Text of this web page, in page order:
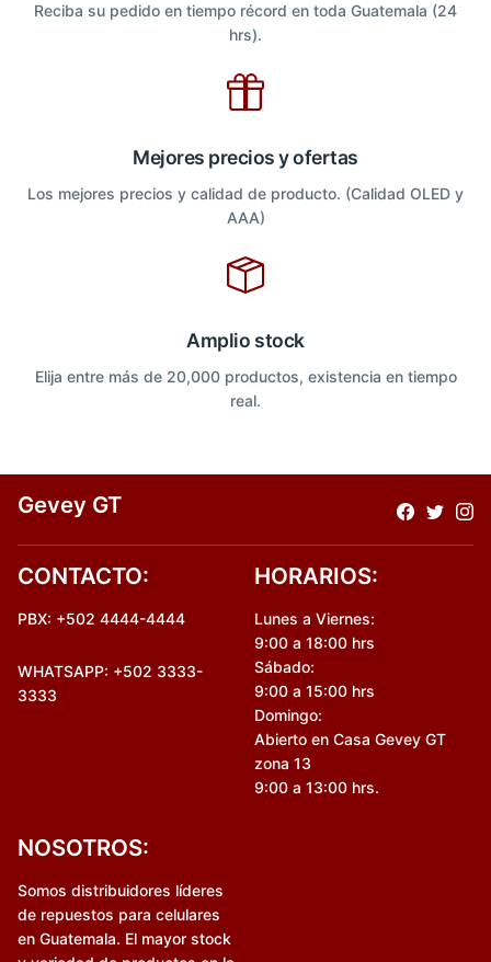
Reciba su pedido en tiempo récord en toda Guatemala (24
hrs).
Mejores precios y ofertas
Los mejores precios y calidad de producto. (Calidad OLED y
AAA)
Amplio stock
Elija entre más de 20,000 productos, existencia en tiempo
real.
Gevey GT
CONTACTO:
PBX: +502 4444-4444
WHATSAPP: +502 3333-
3333
HORARIOS:
Lunes a Viernes:
9:00 a 18:00 hrs
Sábado:
9:00 a 15:00 hrs
Domingo:
Abierto en Casa Gevey GT
zona 13
9:00 a 13:00 hrs.
NOSOTROS:
Somos distribuidores líderes
de repuestos para celulares
en Guatemala. El mayor stock